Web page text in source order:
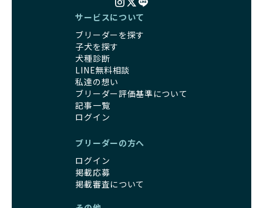
BreederFamiliesのブリーダーは、犬種に関する豊富な知識
理やしつけ、生活スタイルに合わせた育て方について、丁寧
なアドバイスを受けられます。「この犬種ならではの特徴
は？」「食事はどうしたらいい？」など、疑問や悩みがあれ
ば、専門的な視点から解決のヒントをもらえるのも安心でき
るポイントです。
BreederFamiliesでは、すべてのブリーダーが厳しい基準を
クリアした方々だけです。運営チームがブリーダーに直接ヒ
アリングを行い、現地確認を経て透明性の高い情報を公開し
これにより、ユーザーは見た目だけでなく、育成環境や健康
管理体制、社会性の取り組みといった客観的なデータを基に
安心して子犬を選ぶことができます。
子犬のお迎えまでのやりとりに不安を感じる方も多いかもし
引退犬に対する扱いがどうなっているかも、優良ブリーダー
を見分けるポイントとなります。
「引退犬も大切に」の詳細はこちら
社会化とは、ワンちゃんが人間や他の犬、日常の環境にスム
ーズに適応できるようにするプロセスです。ワンちゃんの社
会化は、生後3週間から12週間頃の「社会化期」と呼ばれる
時期が特に重要です。この期間は、ブリーダーが飼育してい
る時期と重なるため、ワンちゃんが人や他の犬、家庭環境に
対して適応力を高めるための基礎を築く貴重な機会となりま
優良ブリーダーは、母犬との愛情ある触れ合いや、兄弟犬や
他の犬との遊び、人や日常的な家庭環境への慣れを促すこと
で社会化を進めています。これにより、新しい家族に迎えら
れた後もストレスなく過ごせるようサポートします。
サービスについて
ブリーダーを探す
子犬を探す
犬種診断
LINE無料相談
私達の想い
ブリーダー評価基準について
記事一覧
ログイン
ブリーダーの方へ
ログイン
掲載応募
掲載審査について